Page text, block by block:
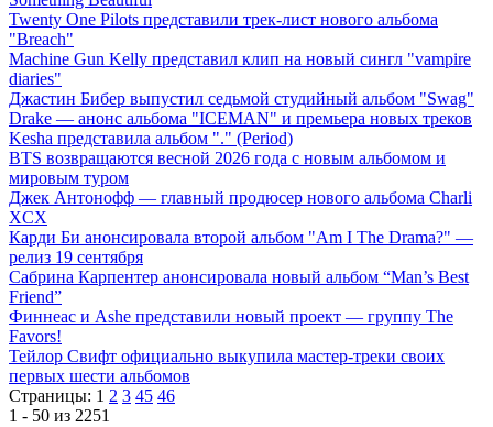
Twenty One Pilots представили трек-лист нового альбома
"Breach"
Machine Gun Kelly представил клип на новый сингл "vampire
diaries"
Джастин Бибер выпустил седьмой студийный альбом "Swag"
Drake — анонс альбома "ICEMAN" и премьера новых треков
Kesha представила альбом "." (Period)
BTS возвращаются весной 2026 года с новым альбомом и
мировым туром
Джек Антонофф — главный продюсер нового альбома Charli
XCX
Карди Би анонсировала второй альбом "Am I The Drama?" —
релиз 19 сентября
Сабрина Карпентер анонсировала новый альбом “Man’s Best
Friend”
Финнеас и Ashe представили новый проект — группу The
Favors!
Тейлор Свифт официально выкупила мастер-треки своих
первых шести альбомов
Страницы: 1 2 3 45 46
1 - 50 из 2251